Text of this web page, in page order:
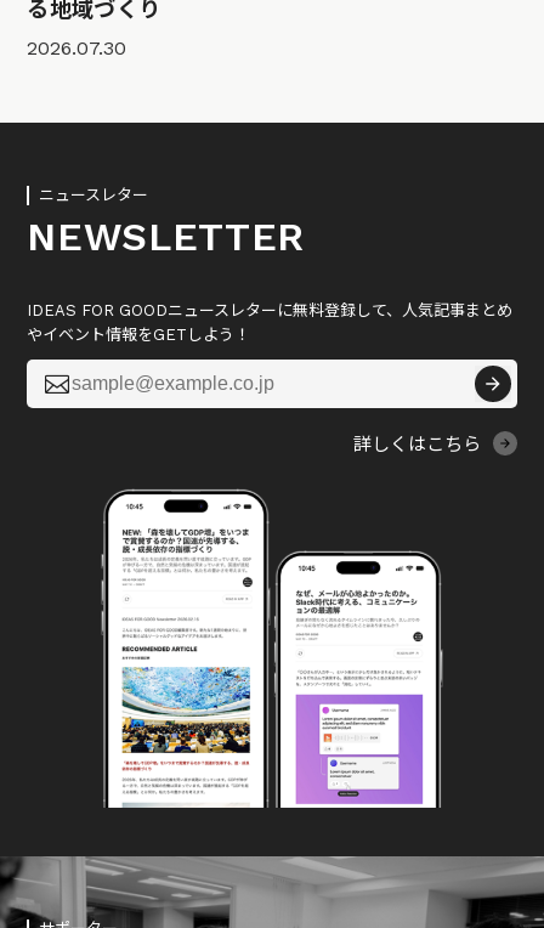
る地域づくり
2026.07.30
ニュースレター
NEWSLETTER
IDEAS FOR GOODニュースレターに無料登録して、人気記事まとめ
やイベント情報をGETしよう！

詳しくはこちら